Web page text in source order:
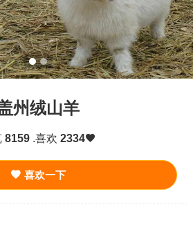
州绒山羊
8159 .喜欢 2334
喜欢一下